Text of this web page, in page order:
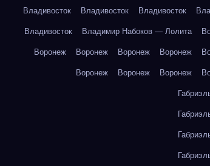
Владивосток Владивосток Владивосток
Владивосток Владимир Набоков — Лолита
Воронеж Воронеж Воронеж Воронеж
Воронеж Воронеж Воронеж